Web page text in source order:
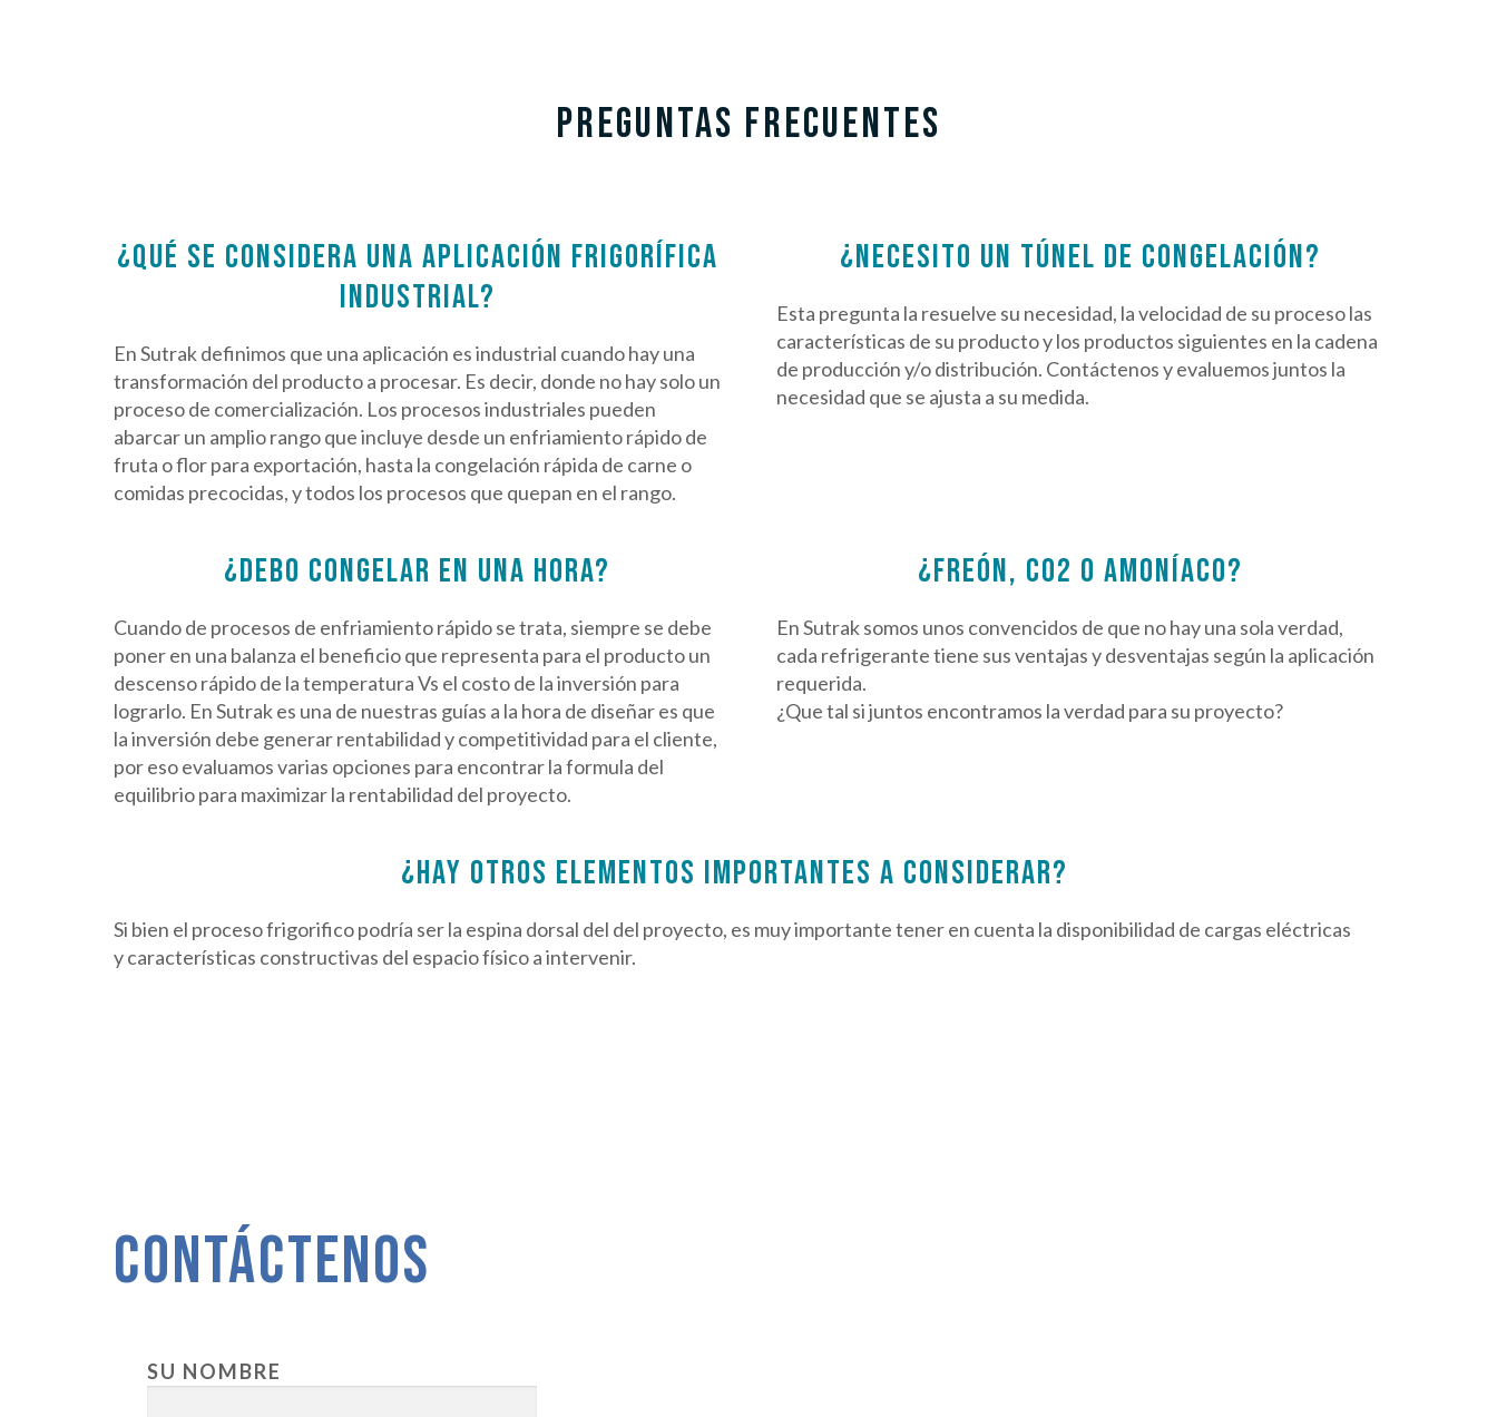
PREGUNTAS FRECUENTES
¿QUÉ SE CONSIDERA UNA APLICACIÓN FRIGORÍFICA
INDUSTRIAL?
En Sutrak definimos que una aplicación es industrial cuando hay una
transformación del producto a procesar. Es decir, donde no hay solo un
proceso de comercialización. Los procesos industriales pueden
abarcar un amplio rango que incluye desde un enfriamiento rápido de
fruta o flor para exportación, hasta la congelación rápida de carne o
comidas precocidas, y todos los procesos que quepan en el rango.
¿NECESITO UN TÚNEL DE CONGELACIÓN?
Esta pregunta la resuelve su necesidad, la velocidad de su proceso las
características de su producto y los productos siguientes en la cadena
de producción y/o distribución. Contáctenos y evaluemos juntos la
necesidad que se ajusta a su medida.
¿DEBO CONGELAR EN UNA HORA?
Cuando de procesos de enfriamiento rápido se trata, siempre se debe
poner en una balanza el beneficio que representa para el producto un
descenso rápido de la temperatura Vs el costo de la inversión para
lograrlo. En Sutrak es una de nuestras guías a la hora de diseñar es que
la inversión debe generar rentabilidad y competitividad para el cliente,
por eso evaluamos varias opciones para encontrar la formula del
equilibrio para maximizar la rentabilidad del proyecto.
¿FREÓN, CO2 O AMONÍACO?
En Sutrak somos unos convencidos de que no hay una sola verdad,
cada refrigerante tiene sus ventajas y desventajas según la aplicación
requerida.
¿Que tal si juntos encontramos la verdad para su proyecto?
¿HAY OTROS ELEMENTOS IMPORTANTES A CONSIDERAR?
Si bien el proceso frigorifico podría ser la espina dorsal del del proyecto, es muy importante tener en cuenta la disponibilidad de cargas eléctricas
y características constructivas del espacio físico a intervenir.
CONTÁCTENOS
SU NOMBRE